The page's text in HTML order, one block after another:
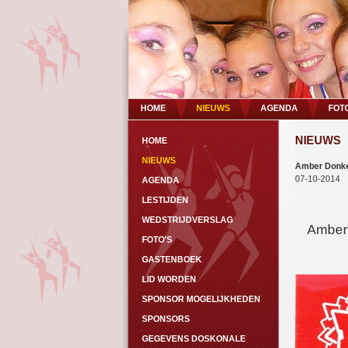
HOME NIEUWS AGENDA
HOME
NIEUWS
AGENDA
LESTIJDEN
WEDSTRIJDVERSLAG
FOTO'S
GASTENBOEK
LID WORDEN
SPONSOR MOGELIJKHEDEN
SPONSORS
GEGEVENS DOSKONALE
NIEUWS
Amber
07-10-2014